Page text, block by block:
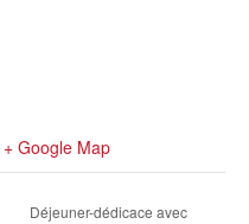
+ Google Map
Déjeuner-dédicace avec